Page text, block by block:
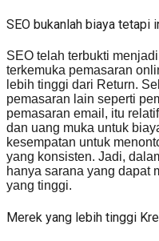
SEO bukanlah biaya tetapi
SEO telah terbukti
terkemuka pemasaran
lebih tinggi dari Return.
pemasaran lain seperti
pemasaran email, itu
dan uang muka untuk
kesempatan untuk
yang konsisten. Jadi,
hanya sarana yang dapat
yang tinggi.
Merek yang lebih tinggi